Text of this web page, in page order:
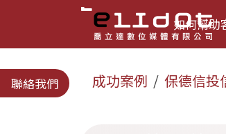
如何幫助
成功案例 保德信投
聯絡我們